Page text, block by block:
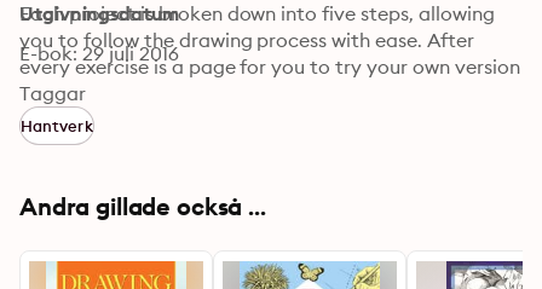
Each project is broken down into five steps, allowing
you to follow the drawing process with ease. After
every exercise is a page for you to try your own version
of the subject, using the steps as a guide. This is an
innovative and fun way to learn to draw, or to brush up
on your skills.
Utgivningsdatum
E-bok: 29 juli 2016
Taggar
Hantverk
Andra gillade också ...